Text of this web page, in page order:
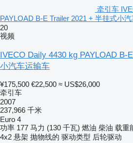
牵引车
PAYLOAD B-E Trailer 2021 + 半挂式小
20
视频
IVECO Daily 4430 kg PAYLOAD B-
小汽车运输车
¥175,500 €22,500 ≈ US$26,000
牵引车
2007
237,966 千米
Euro 4
功率 177 马力 (130 千瓦) 燃油 柴油 载重
4x2 悬架 抛物线的 驱动类型 后轮驱动